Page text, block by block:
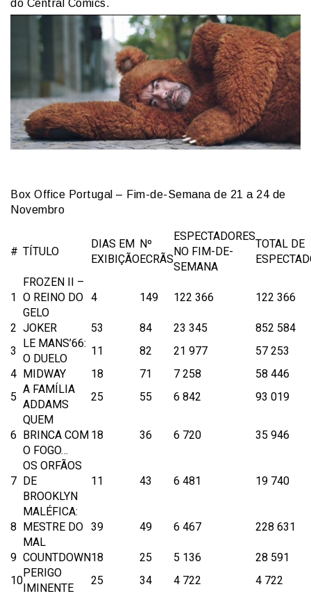
do Central Comics.
Box Office Portugal – Fim-de-Semana de 21 a 24 de
Novembro
# TÍTULO
DIAS EM
EXIBIÇÃO
Nº
ECRÃS
ESPECTADORES
NO FIM-DE-
SEMANA
TOTAL DE
1
FROZEN II –
O REINO DO
GELO
4 149 122 366 122 366
2 JOKER 53 84 23 345
852 584
3
LE MANS’66:
O DUELO
11 82 21 977
57 253
4 MIDWAY 18 71 7 258
58 446
5
A FAMÍLIA
ADDAMS
25 55 6 842 93 019
6
QUEM
BRINCA COM
O FOGO…
18 36 6 720 35 946
7
OS ORFÃOS
DE
BROOKLYN
11 43 6 481 19 740
8
MALÉFICA:
MESTRE DO
MAL
39 49 6 467 228 631
9 COUNTDOWN18 25 5 136
28 591
10
PERIGO
IMINENTE
25 34 4 722 4 722